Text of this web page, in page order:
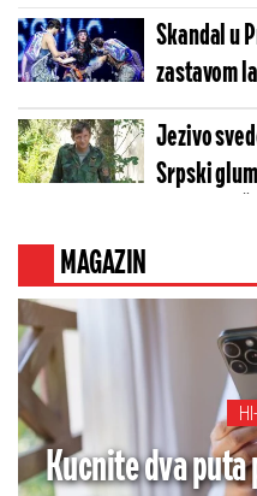
Skandal u
zastavom
Jezivo
Srpski
MAGAZIN
Kucnite dva